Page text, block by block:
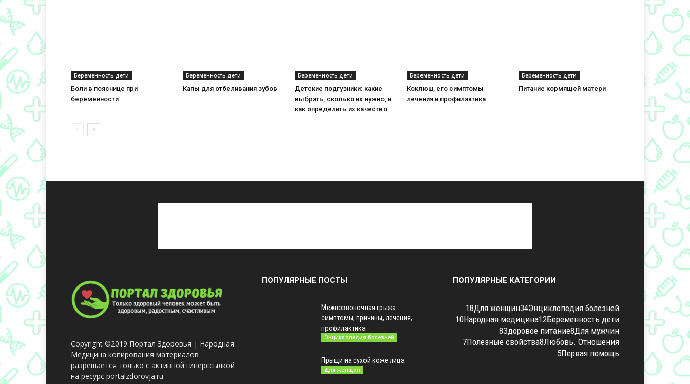
Беременность дети
Боли в пояснице при
беременности
Беременность дети
Капы для отбеливания зубов
Беременность дети
Детские подгузники: какие
выбрать, сколько их нужно, и
как определить их качество
Беременность дети
Коклюш, его симптомы
лечения и профилактика
Беременность дети
Питание кормящей матери
Copyright ©2019 Портал Здоровья | Народная
Медицина копирования материалов
разрешается только с активной гиперссылкой
на ресурс portalzdorovja.ru
ПОПУЛЯРНЫЕ ПОСТЫ
Межпозвоночная грыжа
симптомы, причины, лечения,
профилактика
Энциклопедия болезней
Прыщи на сухой коже лица
Для женщин
ПОПУЛЯРНЫЕ КАТЕГОРИИ
Энциклопедия болезней
34
Для женщин
18
Беременность дети
12
Народная медицина
10
Для мужчин
8
Здоровое питание
8
Любовь. Отношения
8
Полезные свойства
7
Первая помощь
5